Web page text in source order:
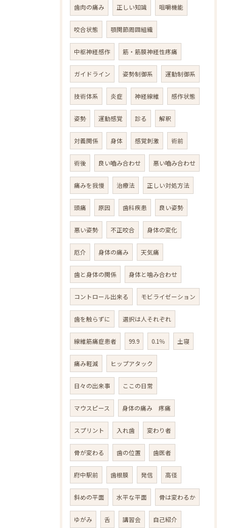
歯肉の痛み 正しい知識 咀嚼機能
咬合状態 顎関節周囲組織
中枢神経感作 筋・筋膜神経性疼痛
ガイドライン 姿勢制御系 運動制御系
技術体系 炎症 神経線維 感作状態
姿勢 運動感覚 診る 解釈
対義関係 身体 感覚刺激 術前
術後 良い嚙み合わせ 悪い嚙み合わせ
痛みを我慢 治療法 正しい対処方法
頭痛 原因 歯科疾患 良い姿勢
悪い姿勢 不正咬合 身体の変化
厄介 身体の痛み 天気痛
歯と身体の関係 身体と噛み合わせ
コントロール出来る モビライゼーション
歯を触らずに 選択は人それぞれ
線維筋痛症患者 99.9 0.1％ 土寝
痛み軽減 ヒップアタック
日々の出来事 ここの日常
マウスピース 身体の痛み 疼痛
スプリント 入れ歯 変わり者
骨が変わる 歯の位置 歯医者
府中駅前 歯根膜 発信 高径
斜めの平面 水平な平面 骨は変わるか
ゆがみ 舌 講習会 自己紹介